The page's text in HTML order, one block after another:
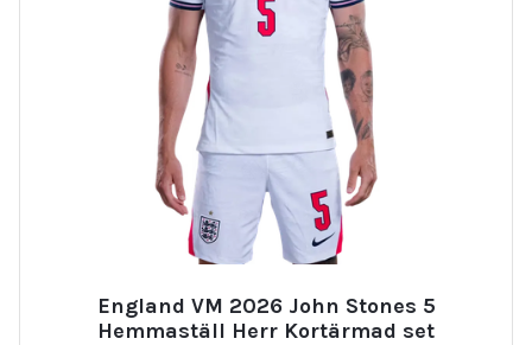
England VM 2026 John Stones 5
Hemmaställ Herr Kortärmad set